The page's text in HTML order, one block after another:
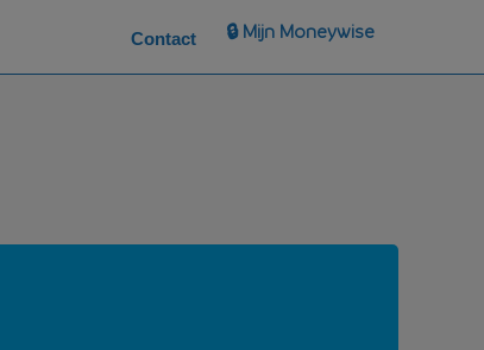
Contact 🔒 Mijn Moneywise